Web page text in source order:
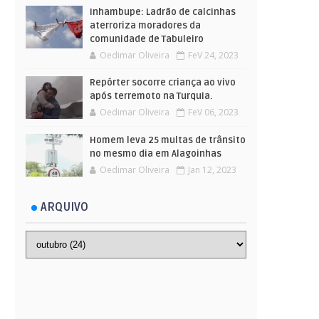
Inhambupe: Ladrão de calcinhas
aterroriza moradores da
comunidade de Tabuleiro
Oedimar Oliveira FeV 24, 2023
Repórter socorre criança ao vivo
após terremoto na Turquia.
Oedimar Oliveira FeV 06, 2023
Homem leva 25 multas de trânsito
no mesmo dia em Alagoinhas
Oedimar Oliveira Jan 12, 2023
ARQUIVO